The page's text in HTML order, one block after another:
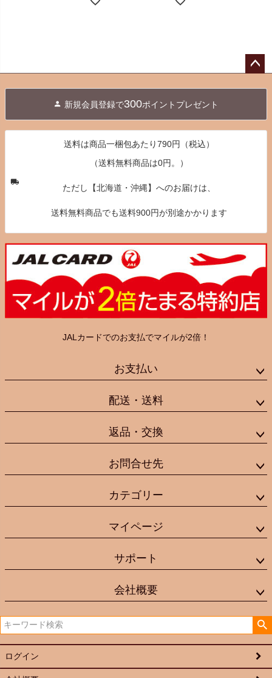
へ
新規会員登録で300ポイントプレゼント
送料は商品一梱包あたり790円（税込）
（送料無料商品は0円。）
ただし【北海道・沖縄】へのお届けは、
送料無料商品でも送料900円が別途かかります
JALカードでのお支払でマイルが2倍！
お支払い
配送・送料
返品・交換
お問合せ先
カテゴリー
マイページ
サポート
会社概要
ログイン